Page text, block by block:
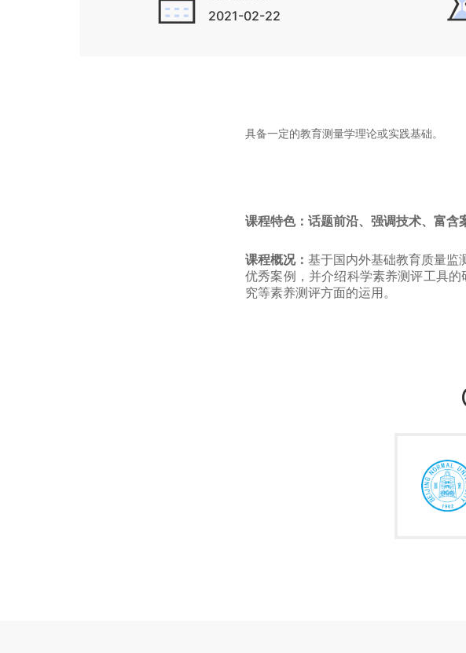
2021-02-22
具备一定的教育测量学理论或实践基础。
课程特色：话题前沿、强调技术、富含
课程概况： 基于国内外基础教育质量监
优秀案例，并介绍科学素养测评工具的
究等素养测评方面的运用。
了解当前中小学生科学素养的多种测
模型的运用原则并能运用